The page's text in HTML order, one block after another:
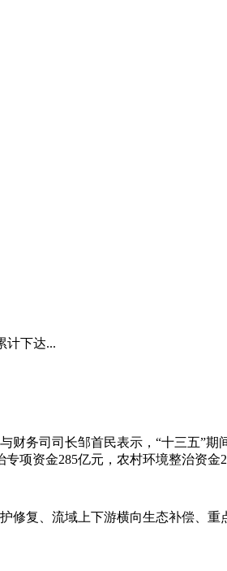
计下达...
财务司司长邹首民表示，“十三五”
项资金285亿元，农村环境整治资金
修复、流域上下游横向生态补偿、